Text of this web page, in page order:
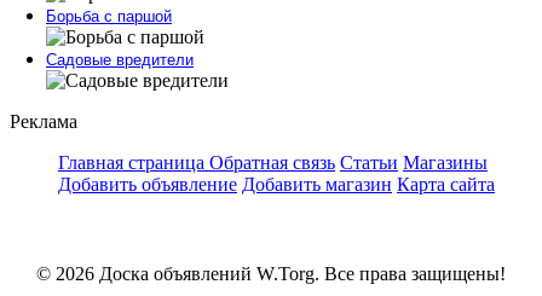
Борьба с паршой
Садовые вредители
Реклама
Главная страница Обратная связь Статьи Магазины
Добавить объявление Добавить магазин Карта сайта
© 2026 Доска объявлений W.Torg. Все права защищены!